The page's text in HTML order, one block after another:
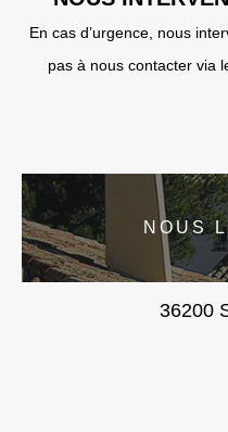
En cas d’urgence, nous
pas à nous contacter via
NOUS
36200